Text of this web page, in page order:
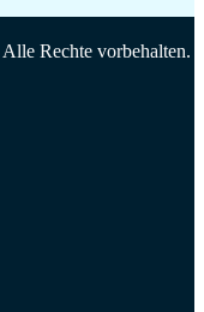
Alle Rechte vorbehalten.